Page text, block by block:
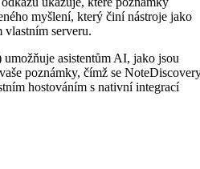
myšlení, který činí nástroje jako
vlastním serveru.
asistentům AI, jako jsou
poznámky, čímž se
hostováním s nativní integrací